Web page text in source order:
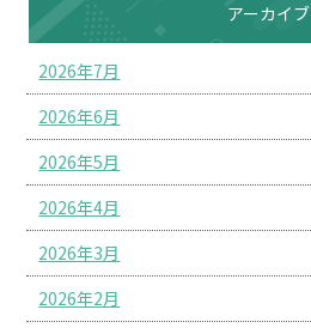
アーカイブ
2026年7月
2026年6月
2026年5月
2026年4月
2026年3月
2026年2月